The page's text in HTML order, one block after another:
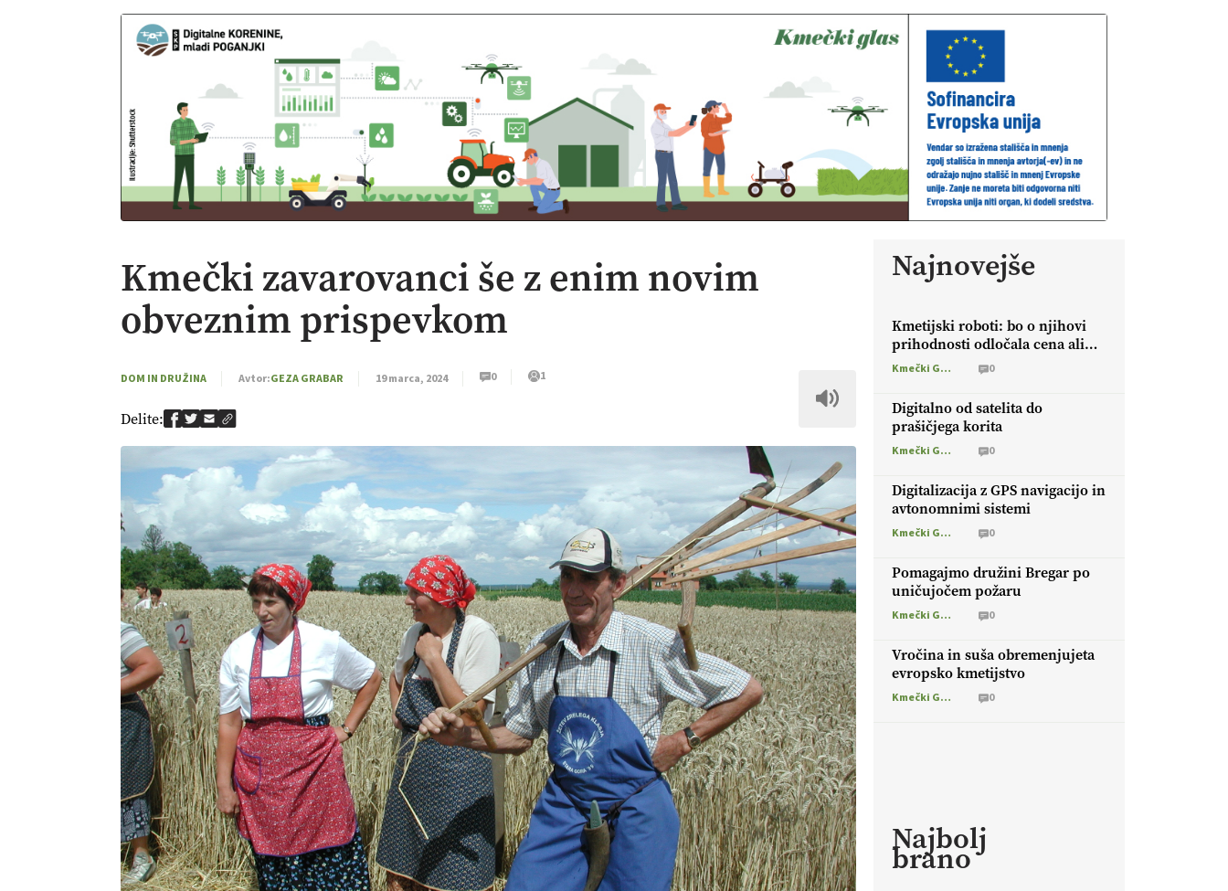
Kmečki zavarovanci še z enim novim
obveznim prispevkom
DOM IN DRUŽINA Avtor:GEZA GRABAR 19 marca, 2024 0 1
Delite:
Najnovejše
Kmetijski roboti: bo o njihovi
prihodnosti odločala cena ali
prednosti za kmetijo?
Kmečki Glas 0
Digitalno od satelita do
prašičjega korita
Kmečki Glas 0
Digitalizacija z GPS navigacijo in
avtonomnimi sistemi
Kmečki Glas 0
Pomagajmo družini Bregar po
uničujočem požaru
Kmečki Glas 0
Vročina in suša obremenjujeta
evropsko kmetijstvo
Kmečki Glas 0
Najbolj
brano